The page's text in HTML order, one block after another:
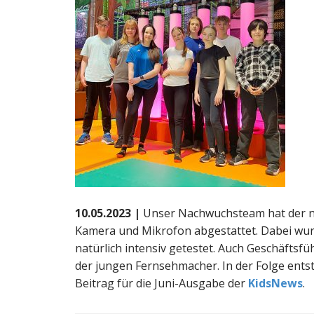
10.05.2023 | Unser Nachwuchsteam hat der
Kamera und Mikrofon abgestattet. Dabei
natürlich intensiv getestet. Auch
der jungen Fernsehmacher. In der Folge
Beitrag für die Juni-Ausgabe der KidsNews.